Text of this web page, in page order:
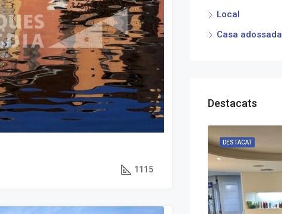
1115
Local
Casa adossada
Destacats
DESTACAT